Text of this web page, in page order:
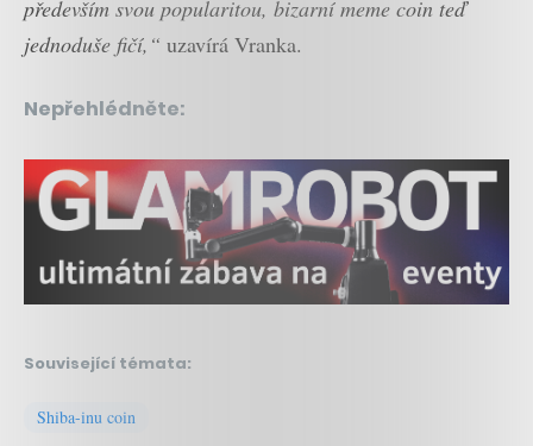
především svou popularitou, bizarní meme coin teď
jednoduše fičí,“ uzavírá Vranka.
Nepřehlédněte:
Související témata:
Shiba-inu coin